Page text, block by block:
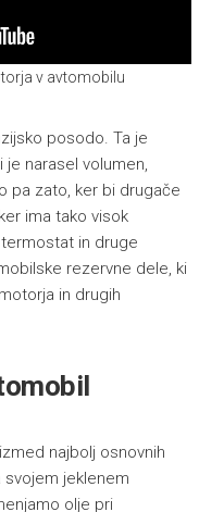
v avtomobilu
posodo. Ta je
je narasel volumen,
pa zato, ker bi drugače
ima tako visok
in druge
rezervne dele, ki
in drugih
najbolj osnovnih
svojem jeklenem
olje pri